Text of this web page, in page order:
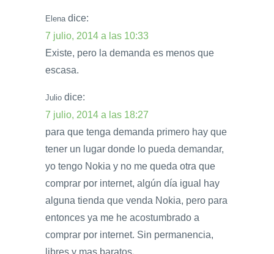
Elena dice:
7 julio, 2014 a las 10:33
Existe, pero la demanda es menos que
escasa.
Julio dice:
7 julio, 2014 a las 18:27
para que tenga demanda primero hay que
tener un lugar donde lo pueda demandar,
yo tengo Nokia y no me queda otra que
comprar por internet, algún día igual hay
alguna tienda que venda Nokia, pero para
entonces ya me he acostumbrado a
comprar por internet. Sin permanencia,
libres y mas baratos.